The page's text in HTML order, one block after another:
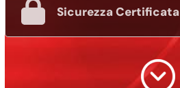
Sicurezza Certificata